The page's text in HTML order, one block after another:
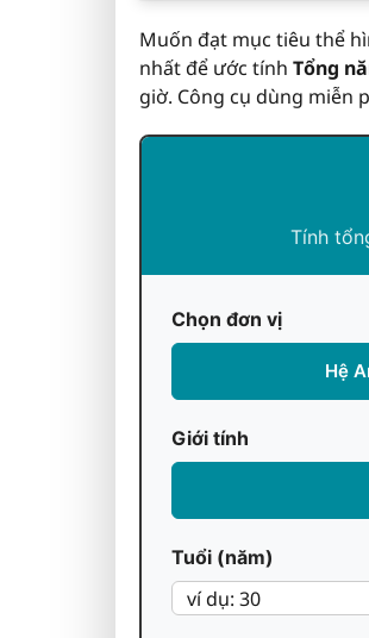
Muốn đạt mục tiêu thể
nhất để ước tính Tổng
giờ. Công cụ dùng miễn
Tính
Chọn đơn vị
Hệ
Giới tính
Tuổi (năm)